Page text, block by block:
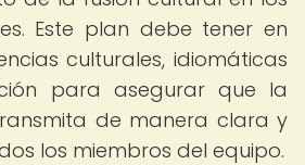
Este plan debe tener en
culturales, idiomáticas
para asegurar que la
de manera clara y
los miembros del equipo.